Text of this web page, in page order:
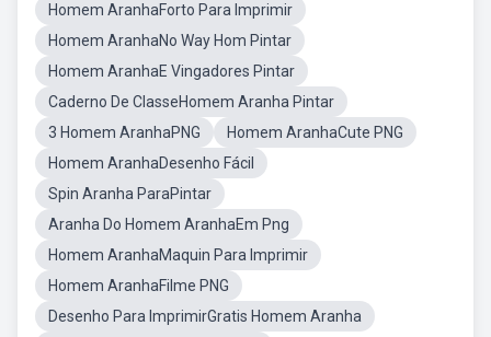
Homem AranhaForto Para Imprimir
Homem AranhaNo Way Hom Pintar
Homem AranhaE Vingadores Pintar
Caderno De ClasseHomem Aranha Pintar
3 Homem AranhaPNG
Homem AranhaCute PNG
Homem AranhaDesenho Fácil
Spin Aranha ParaPintar
Aranha Do Homem AranhaEm Png
Homem AranhaMaquin Para Imprimir
Homem AranhaFilme PNG
Desenho Para ImprimirGratis Homem Aranha